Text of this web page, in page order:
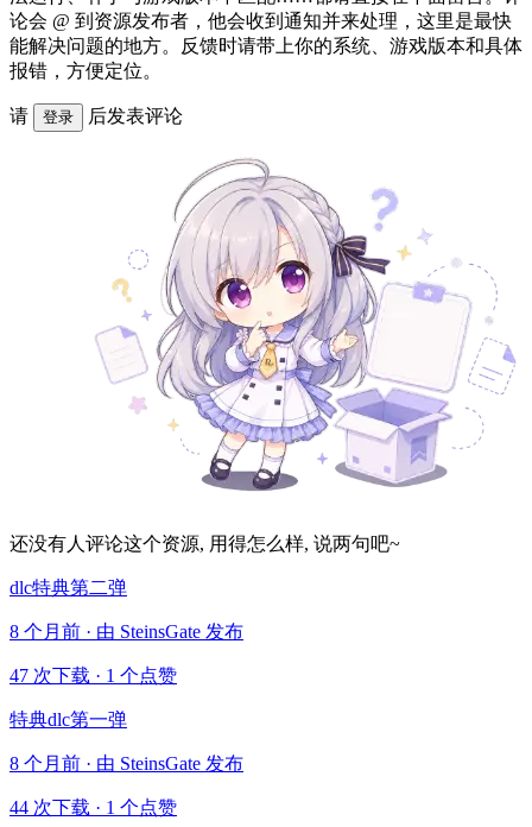
论会 @ 到资源发布者，他会收到通知并来处理，这里是最快
能解决问题的地方。反馈时请带上你的系统、游戏版本和具体
报错，方便定位。
请 登录 后发表评论
还没有人评论这个资源, 用得怎么样, 说两句吧~
dlc特典第二弹
8 个月前 · 由 SteinsGate 发布
47 次下载 · 1 个点赞
特典dlc第一弹
8 个月前 · 由 SteinsGate 发布
44 次下载 · 1 个点赞